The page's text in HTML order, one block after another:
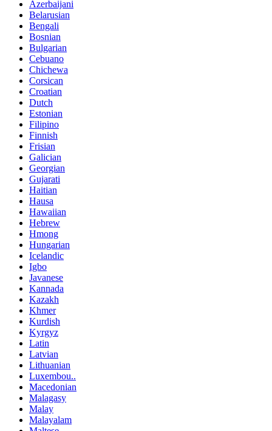
Azerbaijani
Belarusian
Bengali
Bosnian
Bulgarian
Cebuano
Chichewa
Corsican
Croatian
Dutch
Estonian
Filipino
Finnish
Frisian
Galician
Georgian
Gujarati
Haitian
Hausa
Hawaiian
Hebrew
Hmong
Hungarian
Icelandic
Igbo
Javanese
Kannada
Kazakh
Khmer
Kurdish
Kyrgyz
Latin
Latvian
Lithuanian
Luxembou..
Macedonian
Malagasy
Malay
Malayalam